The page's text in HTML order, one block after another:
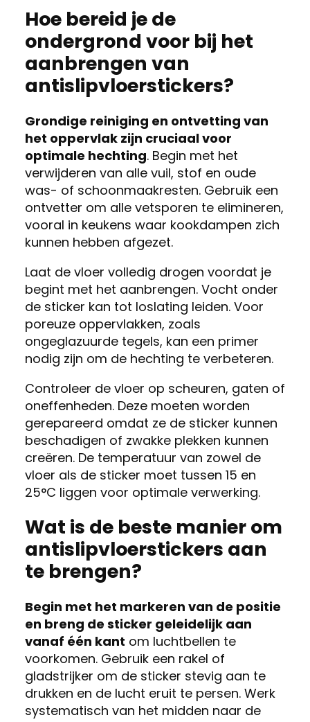
Hoe bereid je de
ondergrond voor bij het
aanbrengen van
antislipvloerstickers?
Grondige reiniging en ontvetting van
het oppervlak zijn cruciaal voor
optimale hechting. Begin met het
verwijderen van alle vuil, stof en oude
was- of schoonmaakresten. Gebruik een
ontvetter om alle vetsporen te elimineren,
vooral in keukens waar kookdampen zich
kunnen hebben afgezet.
Laat de vloer volledig drogen voordat je
begint met het aanbrengen. Vocht onder
de sticker kan tot loslating leiden. Voor
poreuze oppervlakken, zoals
ongeglazuurde tegels, kan een primer
nodig zijn om de hechting te verbeteren.
Controleer de vloer op scheuren, gaten of
oneffenheden. Deze moeten worden
gerepareerd omdat ze de sticker kunnen
beschadigen of zwakke plekken kunnen
creëren. De temperatuur van zowel de
vloer als de sticker moet tussen 15 en
25°C liggen voor optimale verwerking.
Wat is de beste manier om
antislipvloerstickers aan
te brengen?
Begin met het markeren van de positie
en breng de sticker geleidelijk aan
vanaf één kant om luchtbellen te
voorkomen. Gebruik een rakel of
gladstrijker om de sticker stevig aan te
drukken en de lucht eruit te persen. Werk
systematisch van het midden naar de